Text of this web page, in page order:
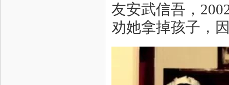
友安武信吾，
劝她拿掉孩子，